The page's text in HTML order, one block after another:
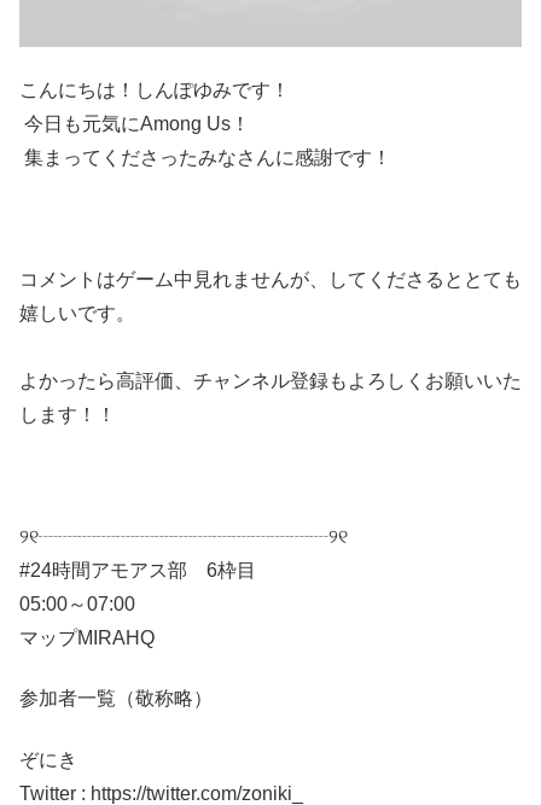
こんにちは！しんぽゆみです！
今日も元気にAmong Us！
集まってくださったみなさんに感謝です！
コメントはゲーム中見れませんが、してくださるととても
嬉しいです。
よかったら高評価、チャンネル登録もよろしくお願いいた
します！！
୨୧┈┈┈┈┈┈┈┈┈┈┈┈┈┈┈୨୧
#24時間アモアス部 6枠目
05:00～07:00
マップMIRAHQ
参加者一覧（敬称略）
ぞにき
Twitter : https://twitter.com/zoniki_